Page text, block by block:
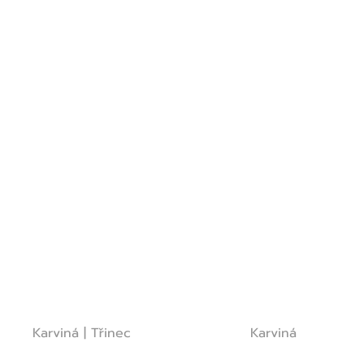
Karviná | Třinec Karviná